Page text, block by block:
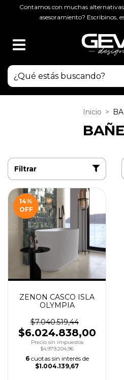
Contamos con muchas
asesoramiento? Escribinos,
Inicio >
Filtrar
14%
OFF
ZENON CASCO ISLA
OLYMPIA
$7.040.519,44
$6.024.838,00
Precio sin impuestos
$4.979.204,96
6 cuotas sin interés de
$1.004.139,67